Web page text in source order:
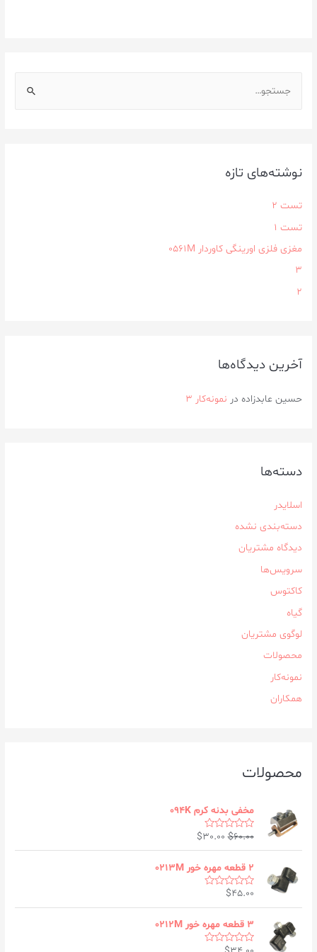
نوشته‌های تازه
تست 2
تست 1
مغزی فلزی اورینگی کاوردار ۰۵۶۱M
3
2
آخرین دیدگاه‌ها
حسین عابدزاده در نمونه‌کار ۳
دسته‌ها
اسلایدر
دسته‌بندی نشده
دیدگاه مشتریان
سرویس‌ها
کاکتوس
گیاه
لوگوی مشتریان
محصولات
نمونه‌کار
همکاران
محصولات
مخفی بدنه کرم ۰۹۴K
R
e
d
0
o
o
5
$60.00
$30.00
۲ قطعه مهره خور ۰۲۱۳M
R
e
d
0
$45.00
۳ قطعه مهره خور ۰۲۱۲M
$34.00